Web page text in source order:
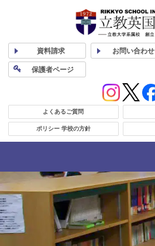
資料請求 お問い合わせ
保護者ページ
よくあるご質問
ポリシー 学校の方針